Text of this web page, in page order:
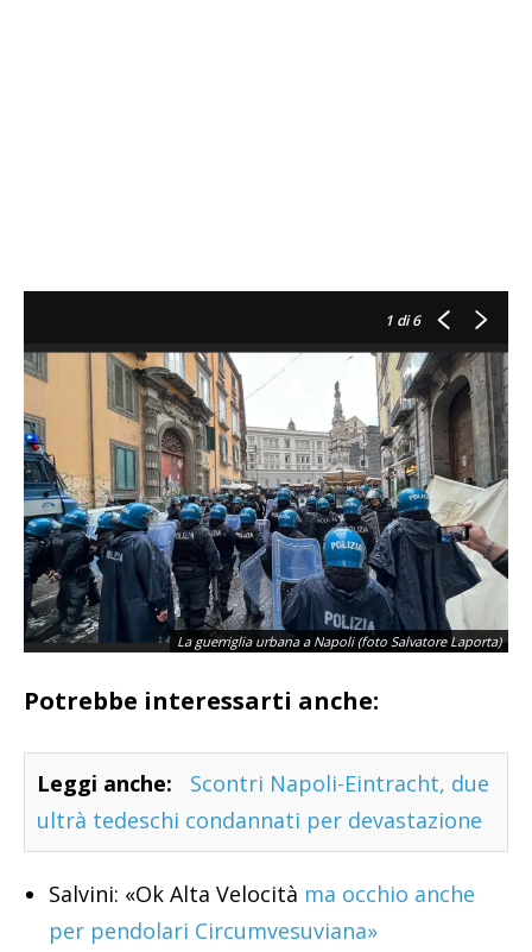
1 di 6
La guerriglia urbana a Napoli (foto Salvatore Laporta)
Potrebbe interessarti anche:
Leggi anche:
Scontri Napoli-Eintracht, due
ultrà tedeschi condannati per devastazione
Salvini: «Ok Alta Velocità ma occhio anche
per pendolari Circumvesuviana»